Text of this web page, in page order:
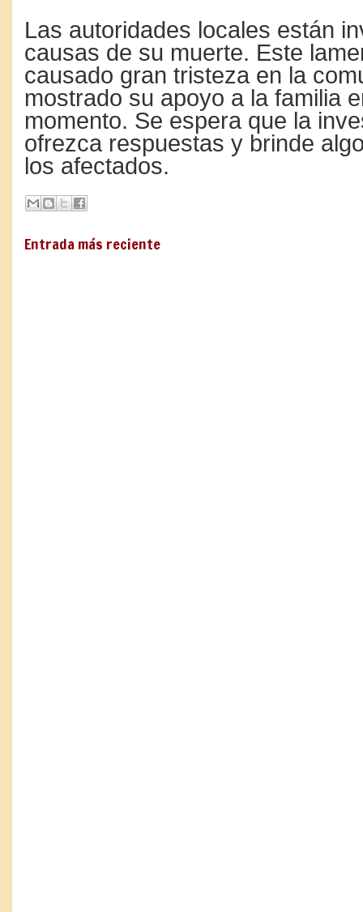
Las autoridades locales están
causas de su muerte. Este
causado gran tristeza en la
mostrado su apoyo a la familia
momento. Se espera que la
ofrezca respuestas y brinde
los afectados.
Entrada más reciente